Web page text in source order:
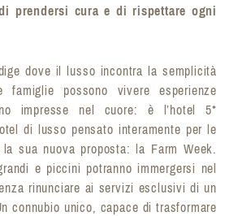
prendersi cura e di rispettare ogni
dove il lusso incontra la semplicità
possono vivere esperienze
impresse nel cuore: è l’hotel 5*
di lusso pensato interamente per le
sua nuova proposta: la Farm Week.
e piccini potranno immergersi nel
rinunciare ai servizi esclusivi di un
connubio unico, capace di trasformare